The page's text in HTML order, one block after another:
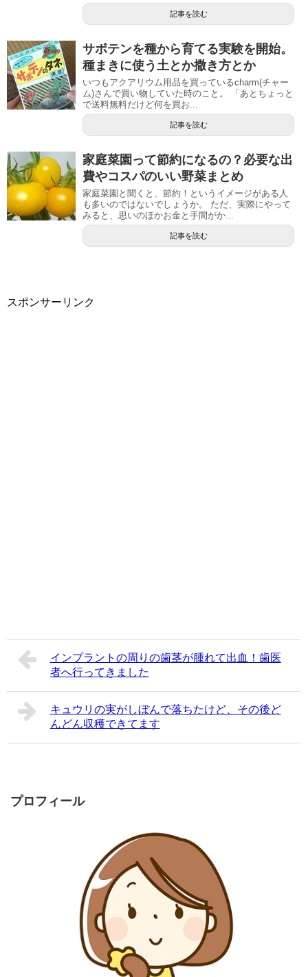
記事を読む
サボテンを種から育てる実験を開始。
種まきに使う土とか撒き方とか
いつもアクアリウム用品を買っているcharm(チャー
ム)さんで買い物していた時のこと。 「あとちょっと
で送料無料だけど何を買お...
記事を読む
家庭菜園って節約になるの？必要な出
費やコスパのいい野菜まとめ
家庭菜園と聞くと、節約！というイメージがある人
も多いのではないでしょうか。 ただ、実際にやって
みると、思いのほかお金と手間がか...
記事を読む
スポンサーリンク
インプラントの周りの歯茎が腫れて出血！歯医
者へ行ってきました
キュウリの実がしぼんで落ちたけど、その後ど
んどん収穫できてます
プロフィール